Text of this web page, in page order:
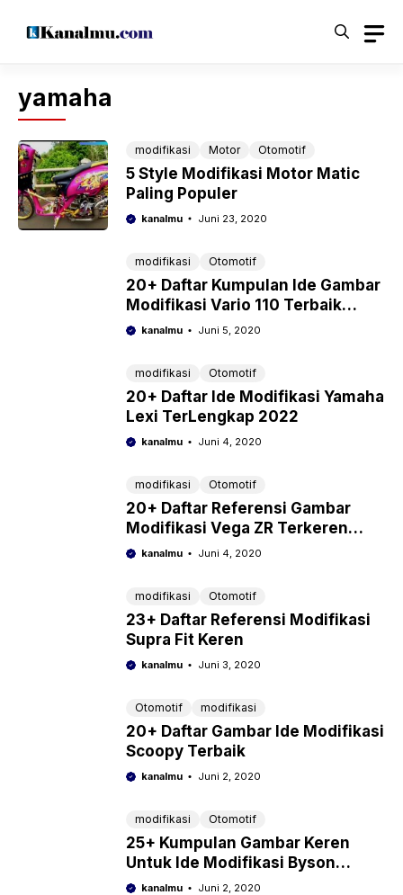
yamaha
modifikasi Motor Otomotif
5 Style Modifikasi Motor Matic
Paling Populer
kanalmu Juni 23, 2020
modifikasi Otomotif
20+ Daftar Kumpulan Ide Gambar
Modifikasi Vario 110 Terbaik
2022
kanalmu Juni 5, 2020
modifikasi Otomotif
20+ Daftar Ide Modifikasi Yamaha
Lexi TerLengkap 2022
kanalmu Juni 4, 2020
modifikasi Otomotif
20+ Daftar Referensi Gambar
Modifikasi Vega ZR Terkeren
2022
kanalmu Juni 4, 2020
modifikasi Otomotif
23+ Daftar Referensi Modifikasi
Supra Fit Keren
kanalmu Juni 3, 2020
Otomotif modifikasi
20+ Daftar Gambar Ide Modifikasi
Scoopy Terbaik
kanalmu Juni 2, 2020
modifikasi Otomotif
25+ Kumpulan Gambar Keren
Untuk Ide Modifikasi Byson
TerGokil 2022
kanalmu Juni 2, 2020